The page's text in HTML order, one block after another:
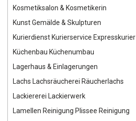
Kosmetiksalon & Kosmetikerin
Kunst Gemälde & Skulpturen
Kurierdienst Kurierservice Expresskurier
Küchenbau Küchenumbau
Lagerhaus & Einlagerungen
Lachs Lachsräucherei Räucherlachs
Lackiererei Lackierwerk
Lamellen Reinigung Plissee Reinigung